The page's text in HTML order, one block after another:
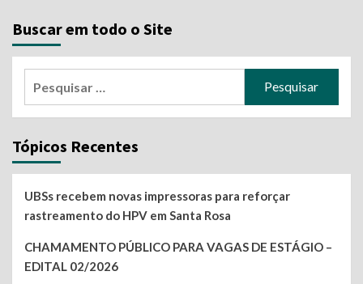
Buscar em todo o Site
Tópicos Recentes
UBSs recebem novas impressoras para reforçar
rastreamento do HPV em Santa Rosa
CHAMAMENTO PÚBLICO PARA VAGAS DE ESTÁGIO –
EDITAL 02/2026